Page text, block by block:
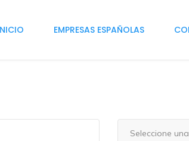
EMPRESAS ESPAÑOLAS
Seleccione